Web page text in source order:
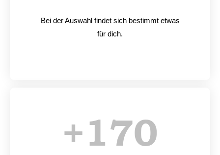
Bei der Auswahl findet sich bestimmt etwas
für dich.
+170